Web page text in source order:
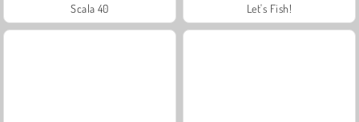
Scala 40 Let's Fish!